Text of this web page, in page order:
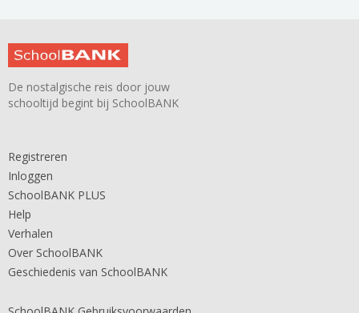
De nostalgische reis door jouw
schooltijd begint bij SchoolBANK
Registreren
Inloggen
SchoolBANK PLUS
Help
Verhalen
Over SchoolBANK
Geschiedenis van SchoolBANK